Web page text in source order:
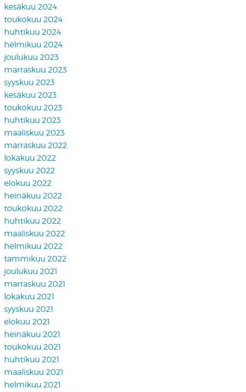
kesäkuu 2024
toukokuu 2024
huhtikuu 2024
helmikuu 2024
joulukuu 2023
marraskuu 2023
syyskuu 2023
kesäkuu 2023
toukokuu 2023
huhtikuu 2023
maaliskuu 2023
marraskuu 2022
lokakuu 2022
syyskuu 2022
elokuu 2022
heinäkuu 2022
toukokuu 2022
huhtikuu 2022
maaliskuu 2022
helmikuu 2022
tammikuu 2022
joulukuu 2021
marraskuu 2021
lokakuu 2021
syyskuu 2021
elokuu 2021
heinäkuu 2021
toukokuu 2021
huhtikuu 2021
maaliskuu 2021
helmikuu 2021